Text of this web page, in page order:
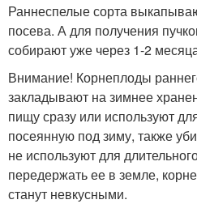
Раннеспелые сорта
посева. А для получения
собирают уже через 1-2
Внимание! Корнеплоды
закладывают на зимнее
пищу сразу или используют
посеянную под зиму, также
не используют для
передержать ее в земле,
станут невкусными.